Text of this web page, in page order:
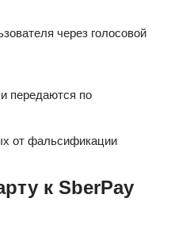
через голосовой
передаются по
от фальсификации
к SberPay